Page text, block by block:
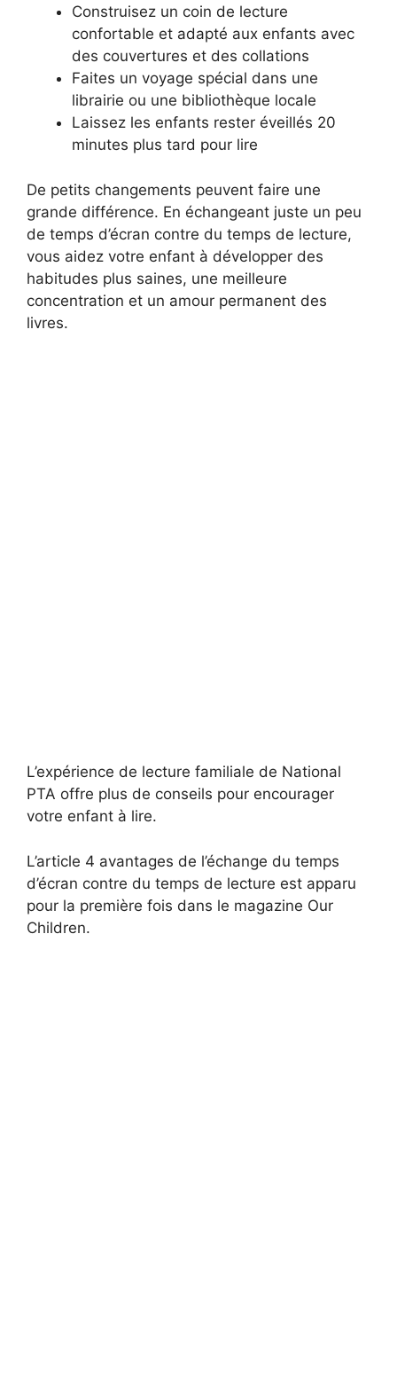
Construisez un coin de lecture
confortable et adapté aux enfants avec
des couvertures et des collations
Faites un voyage spécial dans une
librairie ou une bibliothèque locale
Laissez les enfants rester éveillés 20
minutes plus tard pour lire
De petits changements peuvent faire une
grande différence. En échangeant juste un peu
de temps d’écran contre du temps de lecture,
vous aidez votre enfant à développer des
habitudes plus saines, une meilleure
concentration et un amour permanent des
livres.
L’expérience de lecture familiale de National
PTA offre plus de conseils pour encourager
votre enfant à lire.
L’article 4 avantages de l’échange du temps
d’écran contre du temps de lecture est apparu
pour la première fois dans le magazine Our
Children.